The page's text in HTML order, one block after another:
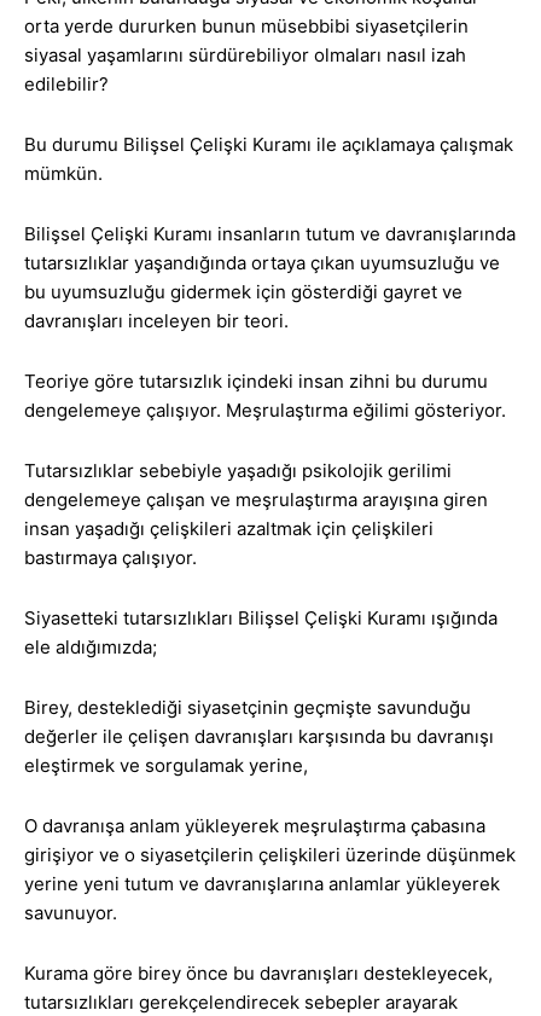
orta yerde dururken bunun müsebbibi siyasetçilerin
siyasal yaşamlarını sürdürebiliyor olmaları nasıl izah
edilebilir?
Bu durumu Bilişsel Çelişki Kuramı ile açıklamaya çalışmak
mümkün.
Bilişsel Çelişki Kuramı insanların tutum ve davranışlarında
tutarsızlıklar yaşandığında ortaya çıkan uyumsuzluğu ve
bu uyumsuzluğu gidermek için gösterdiği gayret ve
davranışları inceleyen bir teori.
Teoriye göre tutarsızlık içindeki insan zihni bu durumu
dengelemeye çalışıyor. Meşrulaştırma eğilimi gösteriyor.
Tutarsızlıklar sebebiyle yaşadığı psikolojik gerilimi
dengelemeye çalışan ve meşrulaştırma arayışına giren
insan yaşadığı çelişkileri azaltmak için çelişkileri
bastırmaya çalışıyor.
Siyasetteki tutarsızlıkları Bilişsel Çelişki Kuramı ışığında
ele aldığımızda;
Birey, desteklediği siyasetçinin geçmişte savunduğu
değerler ile çelişen davranışları karşısında bu davranışı
eleştirmek ve sorgulamak yerine,
O davranışa anlam yükleyerek meşrulaştırma çabasına
girişiyor ve o siyasetçilerin çelişkileri üzerinde düşünmek
yerine yeni tutum ve davranışlarına anlamlar yükleyerek
savunuyor.
Kurama göre birey önce bu davranışları destekleyecek,
tutarsızlıkları gerekçelendirecek sebepler arayarak